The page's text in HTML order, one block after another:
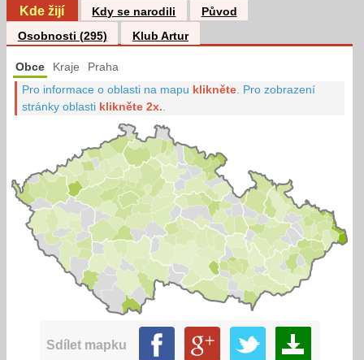
Kde žijí Kdy se narodili
Původ
Osobnosti (295)
Klub Artur
Obce Kraje Praha
Pro informace o oblasti na mapu klikněte Pro zobrazení
stránky oblasti klikněte 2x.
Sdílet mapku